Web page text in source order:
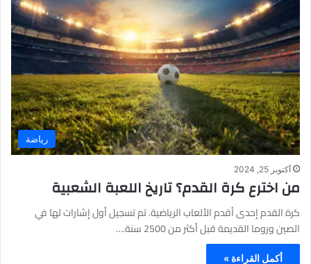
رياضة
أكتوبر 25, 2024
من اخترع كرة القدم؟ تاريخ اللعبة الشعبية
كرة القدم إحدى أقدم الألعاب الرياضية. تم تسجيل أول إشارات لها في
الصين وروما القديمة قبل أكثر من 2500 سنة.…
أكمل القراءة »